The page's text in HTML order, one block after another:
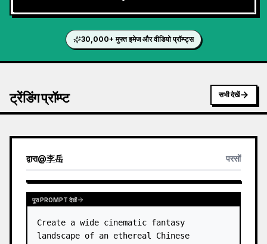
30,000+ मुफ्त इमेज और वीडियो प्रॉम्प्ट्स
ट्रेंडिंग प्रॉम्प्ट सभी देखें
द्वारा@李岳 परसों
पूरा PROMPT देखें
Create a wide cinematic fantasy
landscape of an ethereal Chinese